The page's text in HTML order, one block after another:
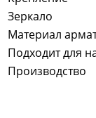
Зеркало
Материал
Подходит для
Производство